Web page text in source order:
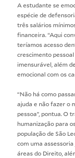
A estudante se
espécie de
três salários
financeira. “Aqui
teríamos acesso
crescimento
imensurável, além
emocional com os
“Não há como
ajuda e não fazer o
pessoa”, pontua. O
humanização para
população de São
com uma
áreas do Direito,